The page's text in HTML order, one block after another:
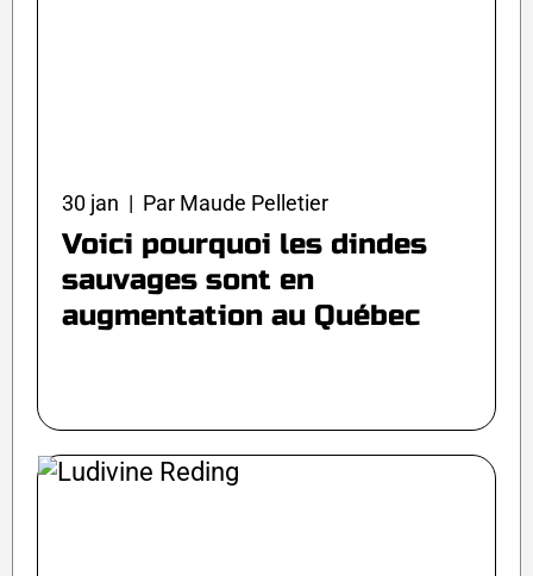
30 jan | Par Maude Pelletier
Voici pourquoi les dindes
sauvages sont en
augmentation au Québec